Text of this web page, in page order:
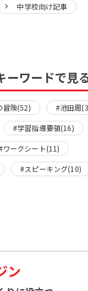
中学校向け記事
ーワードで見
冒険(52)
#池田周
#学習指導要領(16)
ワークシート(11)
#スピーキング(10)
ン